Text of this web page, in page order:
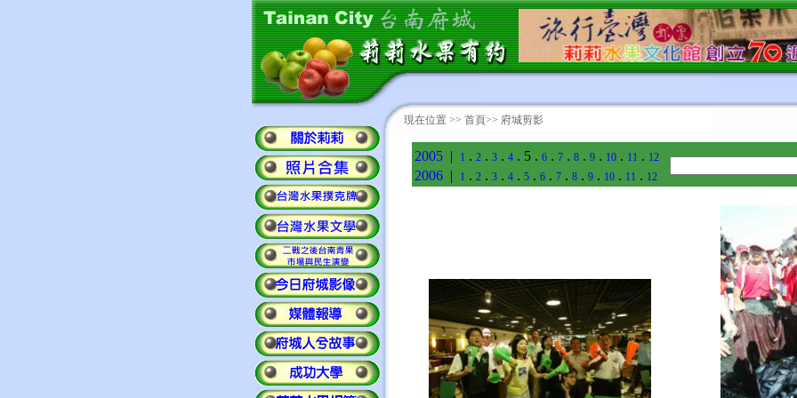
2005 | 1 . 2 . 3 . 4 . 5 . 6 . 7 . 8 . 9 . 10 . 11 . 12
2006 | 1 . 2 . 3 . 4 . 5 . 6 . 7 . 8 . 9 . 10 . 11 . 12
現在位置 >> 首頁>> 府城剪影